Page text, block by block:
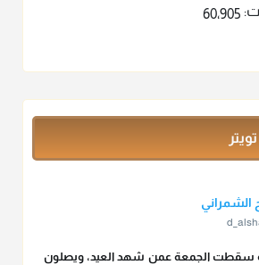
60٬905
الشمراني
سقطت الجمعة عمن شهد العيد، ويصلون